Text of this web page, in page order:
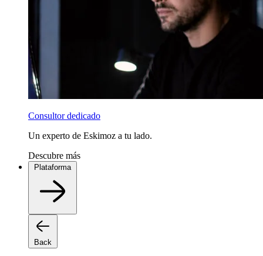
Consultor dedicado
Un experto de Eskimoz a tu lado.
Descubre más
Plataforma
Back